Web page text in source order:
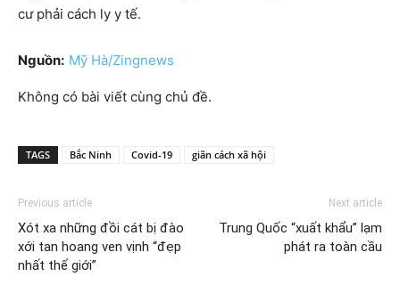
cư phải cách ly y tế.
Nguồn: Mỹ Hà/Zingnews
Không có bài viết cùng chủ đề.
TAGS Bắc Ninh Covid-19 giãn cách xã hội
Previous article
Xót xa những đồi cát bị đào
xới tan hoang ven vịnh “đẹp
nhất thế giới”
Next article
Trung Quốc “xuất khẩu” lạm
phát ra toàn cầu